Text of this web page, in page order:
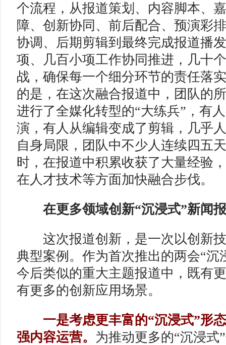
个流程，从报道策划、内容脚本、
障、创新协同、前后配合、预演彩
协调、后期剪辑到最终完成报道播
项、几百小项工作协同推进，几十
战，确保每一个细分环节的责任落
的是，在这次融合报道中，团队的
进行了全媒化转型的“大练兵”，有
演，有人从编辑变成了剪辑，几乎
自身局限，团队中不少人连续四五
时，在报道中积累收获了大量经验
在人才技术等方面加快融合步伐。
在更多领域创新“沉浸式”新闻
这次报道创新，是一次以创新技
典型案例。作为首次推出的两会“沉
今后类似的重大主题报道中，既有
有更多的创新应用场景。
一是考虑更丰富的“沉浸式”形
强内容运营。 为推动更多的“沉浸式